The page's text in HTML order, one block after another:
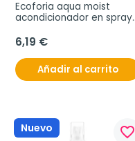
Ecoforia aqua moist
acondicionador en spray
6,19 €
Añadir al carrito
Nuevo favorite_border